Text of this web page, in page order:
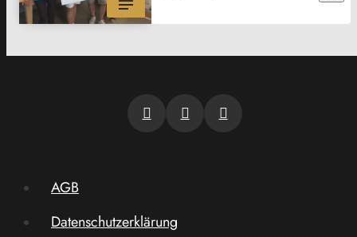
AGB
Datenschutzerklärung